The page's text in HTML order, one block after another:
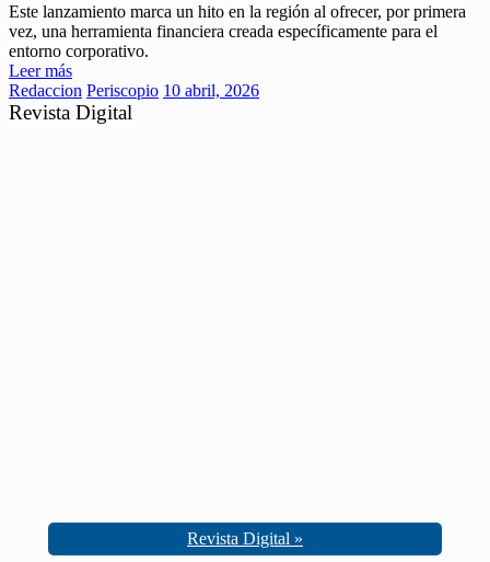
Este lanzamiento marca un hito en la región al ofrecer, por primera
vez, una herramienta financiera creada específicamente para el
entorno corporativo.
Leer más
Redaccion Periscopio 10 abril, 2026
Revista Digital
Revista Digital »